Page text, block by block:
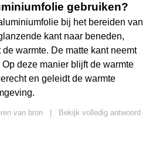
gebruiken?
bij het bereiden van
kant naar beneden,
warmte. De matte kant neemt
deze manier blijft de warmte
en geleidt de warmte
van bron
Bekijk volledig antwoord